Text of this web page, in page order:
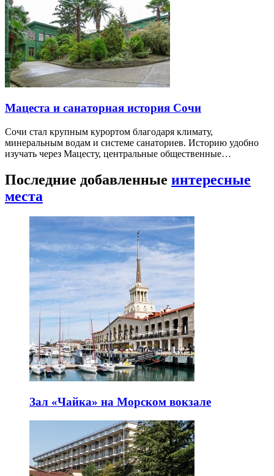
Мацеста и санаторная история Сочи
Сочи стал крупным курортом благодаря климату,
минеральным водам и системе санаториев. Историю удобно
изучать через Мацесту, центральные общественные…
Последние добавленные интересные
места
Зал «Чайка» на Морском вокзале